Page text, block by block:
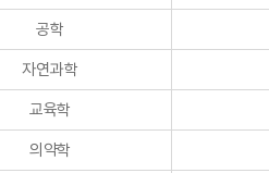
공학
자연과학
교육학
의약학